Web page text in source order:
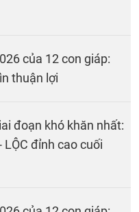
của 12 con giáp:
thuận lợi
đoạn khó khăn nhất:
đỉnh cao cuối